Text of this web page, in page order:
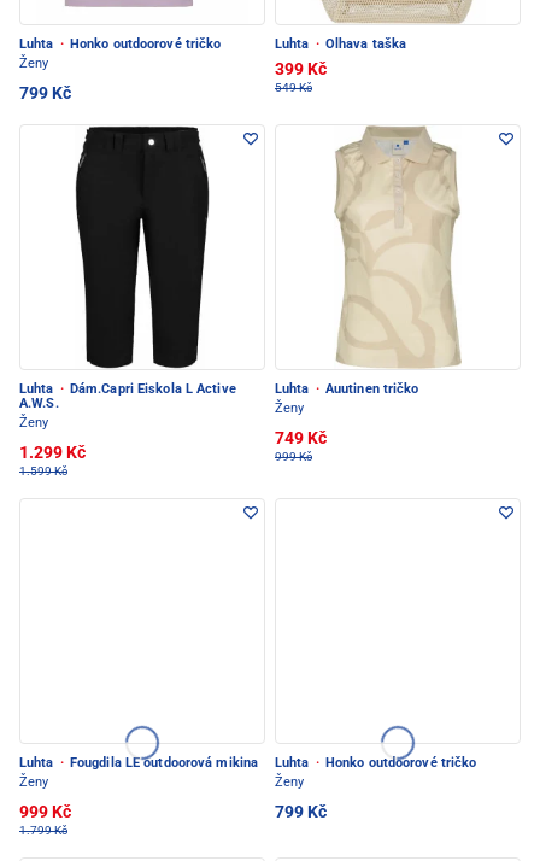
Luhta · Honko outdoorové tričko
Ženy
799 Kč
Luhta · Olhava taška
399 Kč
549 Kč
Luhta · Dám.Capri Eiskola L Active
A.W.S.
Ženy
1.299 Kč
1.599 Kč
Luhta · Auutinen tričko
Ženy
749 Kč
999 Kč
Luhta · Fougdila LE outdoorová mikina
Ženy
999 Kč
1.799 Kč
Luhta · Honko outdoorové tričko
Ženy
799 Kč